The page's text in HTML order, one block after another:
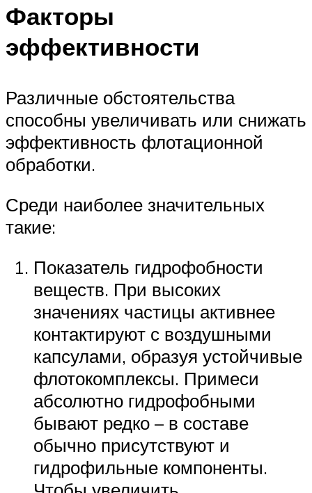
Факторы
эффективности
Различные обстоятельства
способны увеличивать или снижать
эффективность флотационной
обработки.
Среди наиболее значительных
такие:
Показатель гидрофобности
веществ. При высоких
значениях частицы активнее
контактируют с воздушными
капсулами, образуя устойчивые
флотокомплексы. Примеси
абсолютно гидрофобными
бывают редко – в составе
обычно присутствуют и
гидрофильные компоненты.